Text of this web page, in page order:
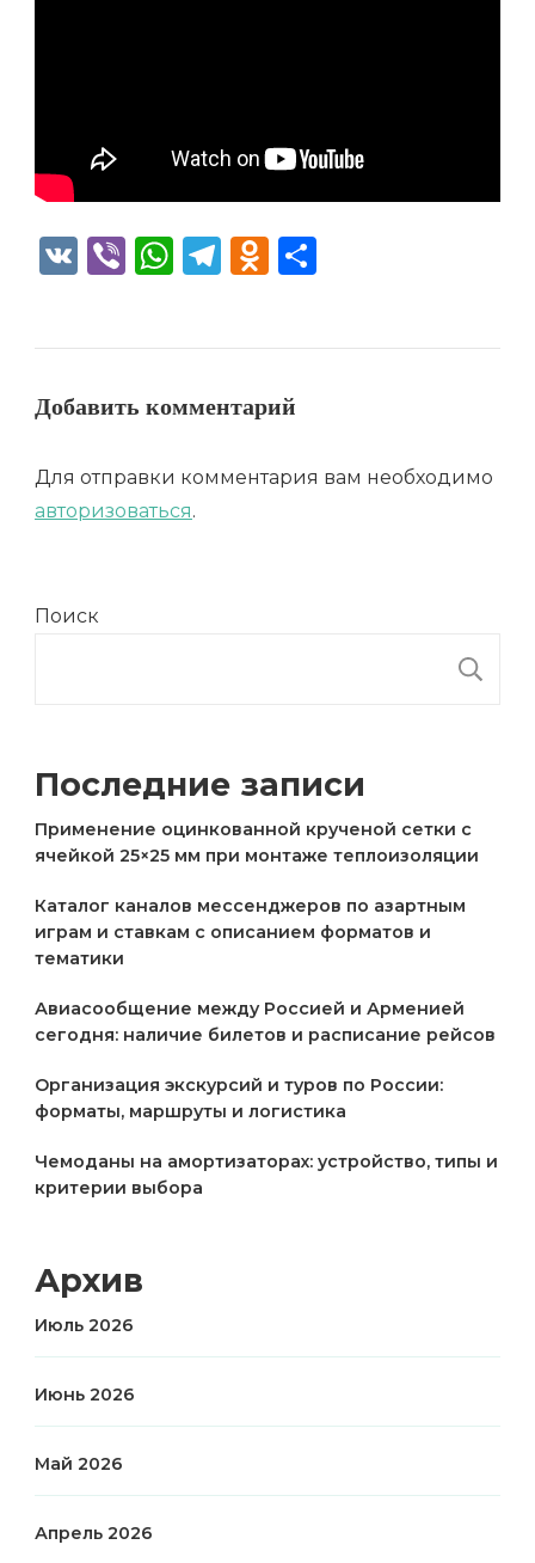
VK ViberWhatsApp
Telegram
Odnoklassniki
Добавить комментарий
Для отправки комментария вам необходимо
авторизоваться.
Поиск
Последние записи
Применение оцинкованной крученой сетки с
ячейкой 25×25 мм при монтаже теплоизоляции
Каталог каналов мессенджеров по азартным
играм и ставкам с описанием форматов и
тематики
Авиасообщение между Россией и Арменией
сегодня: наличие билетов и расписание рейсов
Организация экскурсий и туров по России:
форматы, маршруты и логистика
Чемоданы на амортизаторах: устройство, типы и
критерии выбора
Архив
Июль 2026
Июнь 2026
Май 2026
Апрель 2026